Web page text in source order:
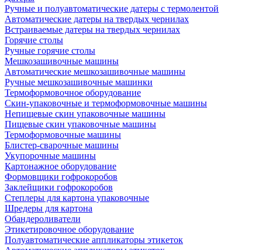
Ручные и полуавтоматические датеры с термолентой
Автоматические датеры на твердых чернилах
Встраиваемые датеры на твердых чернилах
Горячие столы
Ручные горячие столы
Мешкозашивочные машины
Автоматические мешкозашивочные машины
Ручные мешкозашивочные машинки
Термоформовочное оборудование
Скин-упаковочные и термоформовочные машины
Непищевые скин упаковочные машины
Пищевые скин упаковочные машины
Термоформовочные машины
Блистер-сварочные машины
Укупорочные машины
Картонажное оборудование
Формовщики гофрокоробов
Заклейщики гофрокоробов
Степлеры для картона упаковочные
Шредеры для картона
Обандероливатели
Этикетировочное оборудование
Полуавтоматические аппликаторы этикеток